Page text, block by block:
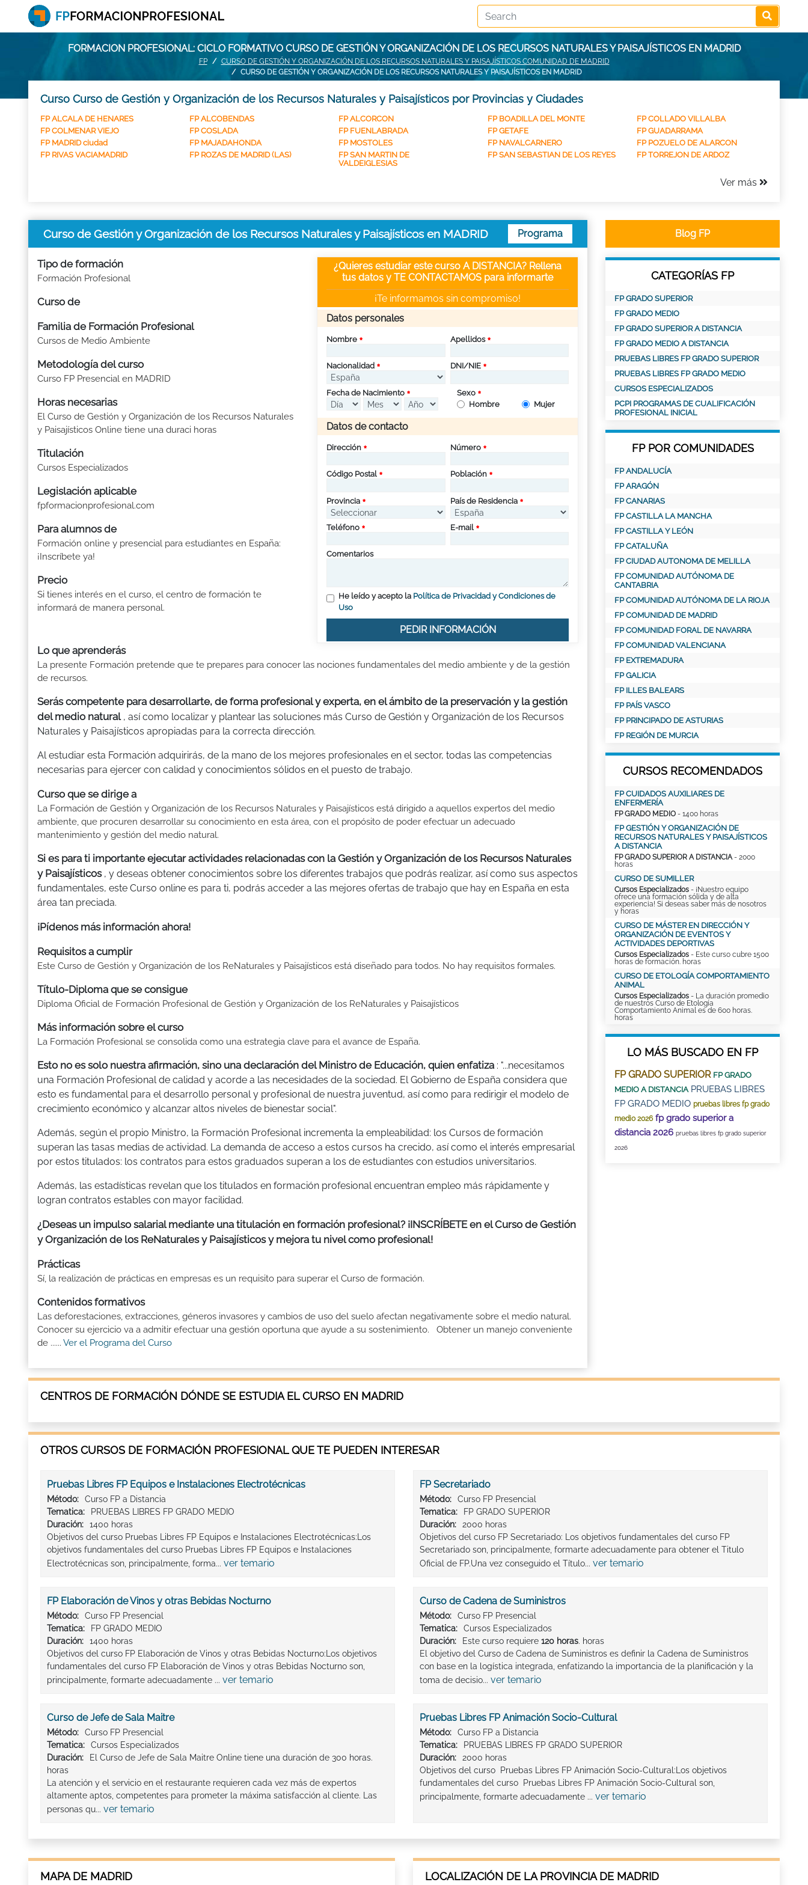
FORMACION PROFESIONAL: CICLO FORMATIVO CURSO DE GESTIÓN Y ORGANIZACIÓN DE LOS RECURSOS NATURALES Y PAISAJÍSTICOS EN MADRID
FP
CURSO DE GESTIÓN Y ORGANIZACIÓN DE LOS RECURSOS NATURALES Y PAISAJÍSTICOS COMUNIDAD DE MADRID
CURSO DE GESTIÓN Y ORGANIZACIÓN DE LOS RECURSOS NATURALES Y PAISAJÍSTICOS EN MADRID
Curso Curso de Gestión y Organización de los Recursos Naturales y Paisajísticos por Provincias y Ciudades
FP ALCALA DE HENARES FP ALCOBENDAS FP ALCORCON FP BOADILLA DEL MONTE
FP COLLADO VILLALBA
FP COLMENAR VIEJO
FP COSLADA FP FUENLABRADA FP GETAFE
FP GUADARRAMA
FP MADRID ciudad
FP MAJADAHONDA FP MOSTOLES FP NAVALCARNERO
FP POZUELO DE ALARCON
FP RIVAS VACIAMADRID
FP ROZAS DE MADRID (LAS)
FP SAN MARTIN DE
VALDEIGLESIAS
FP SAN SEBASTIAN DE LOS REYES FP TORREJON DE ARDOZ
Ver más
Curso de Gestión y Organización de los Recursos Naturales y Paisajísticos en MADRID Programa
Tipo de formación
Formación Profesional
Curso de
Familia de Formación Profesional
Cursos de Medio Ambiente
Metodología del curso
Curso FP Presencial en MADRID
Horas necesarias
El Curso de Gestión y Organización de los Recursos Naturales
y Paisajísticos Online tiene una duraci horas
Titulación
Cursos Especializados
Legislación aplicable
fpformacionprofesional.com
Para alumnos de
Formación online y presencial para estudiantes en España:
¡Inscríbete ya!
Precio
Si tienes interés en el curso, el centro de formación te
informará de manera personal.
¿Quieres estudiar este curso A DISTANCIA? Rellena
tus datos y TE CONTACTAMOS para informarte
¡Te informamos sin compromiso!
Datos personales
Nombre Apellidos
Nacionalidad DNI/NIE
Fecha de Nacimiento
Sexo
Hombre
Mujer
Datos de contacto
Dirección Número
Código Postal Población
Provincia País de Residencia
Teléfono E-mail
Comentarios
He leído y acepto la Política de Privacidad y Condiciones de
Uso
PEDIR INFORMACIÓN
Lo que aprenderás
La presente Formación pretende que te prepares para conocer las nociones fundamentales del medio ambiente y de la gestión
de recursos.
Serás competente para desarrollarte, de forma profesional y experta, en el ámbito de la preservación y la gestión
del medio natural, así como localizar y plantear las soluciones más Curso de Gestión y Organización de los Recursos
Naturales y Paisajísticos apropiadas para la correcta dirección.
Al estudiar esta Formación adquirirás, de la mano de los mejores profesionales en el sector, todas las competencias
necesarias para ejercer con calidad y conocimientos sólidos en el puesto de trabajo.
Curso que se dirige a
La Formación de Gestión y Organización de los Recursos Naturales y Paisajísticos está dirigido a aquellos expertos del medio
ambiente, que procuren desarrollar su conocimiento en esta área, con el propósito de poder efectuar un adecuado
mantenimiento y gestión del medio natural.
Si es para ti importante ejecutar actividades relacionadas con la Gestión y Organización de los Recursos Naturales
y Paisajísticos, y deseas obtener conocimientos sobre los diferentes trabajos que podrás realizar, así como sus aspectos
fundamentales, este Curso online es para ti, podrás acceder a las mejores ofertas de trabajo que hay en España en esta
área tan preciada.
¡Pídenos más información ahora!
Requisitos a cumplir
Este Curso de Gestión y Organización de los ReNaturales y Paisajísticos está diseñado para todos. No hay requisitos formales.
Título-Diploma que se consigue
Diploma Oficial de Formación Profesional de Gestión y Organización de los ReNaturales y Paisajísticos
Más información sobre el curso
La Formación Profesional se consolida como una estrategia clave para el avance de España.
Esto no es solo nuestra afirmación, sino una declaración del Ministro de Educación, quien enfatiza: "...necesitamos
una Formación Profesional de calidad y acorde a las necesidades de la sociedad. El Gobierno de España considera que
esto es fundamental para el desarrollo personal y profesional de nuestra juventud, así como para redirigir el modelo de
crecimiento económico y alcanzar altos niveles de bienestar social".
Además, según el propio Ministro, la Formación Profesional incrementa la empleabilidad: los Cursos de formación
superan las tasas medias de actividad. La demanda de acceso a estos cursos ha crecido, así como el interés empresarial
por estos titulados: los contratos para estos graduados superan a los de estudiantes con estudios universitarios.
Además, las estadísticas revelan que los titulados en formación profesional encuentran empleo más rápidamente y
logran contratos estables con mayor facilidad.
¿Deseas un impulso salarial mediante una titulación en formación profesional? ¡INSCRÍBETE en el Curso de Gestión
y Organización de los ReNaturales y Paisajísticos y mejora tu nivel como profesional!
Prácticas
Sí, la realización de prácticas en empresas es un requisito para superar el Curso de formación.
Contenidos formativos
Las deforestaciones, extracciones, géneros invasores y cambios de uso del suelo afectan negativamente sobre el medio natural.
Conocer su ejercicio va a admitir efectuar una gestión oportuna que ayude a su sostenimiento. Obtener un manejo conveniente
de ...... Ver el Programa del Curso
Blog FP
CATEGORÍAS FP
FP GRADO SUPERIOR
FP GRADO MEDIO
FP GRADO SUPERIOR A DISTANCIA
FP GRADO MEDIO A DISTANCIA
PRUEBAS LIBRES FP GRADO SUPERIOR
PRUEBAS LIBRES FP GRADO MEDIO
CURSOS ESPECIALIZADOS
PCPI PROGRAMAS DE CUALIFICACIÓN
PROFESIONAL INICIAL
FP POR COMUNIDADES
FP ANDALUCÍA
FP ARAGÓN
FP CANARIAS
FP CASTILLA LA MANCHA
FP CASTILLA Y LEÓN
FP CATALUÑA
FP CIUDAD AUTONOMA DE MELILLA
FP COMUNIDAD AUTÓNOMA DE
CANTABRIA
FP COMUNIDAD AUTÓNOMA DE LA RIOJA
FP COMUNIDAD DE MADRID
FP COMUNIDAD FORAL DE NAVARRA
FP COMUNIDAD VALENCIANA
FP EXTREMADURA
FP GALICIA
FP ILLES BALEARS
FP PAÍS VASCO
FP PRINCIPADO DE ASTURIAS
FP REGIÓN DE MURCIA
CURSOS RECOMENDADOS
FP CUIDADOS AUXILIARES DE
ENFERMERÍA
FP GRADO MEDIO - 1400 horas
FP GESTIÓN Y ORGANIZACIÓN DE
RECURSOS NATURALES Y PAISAJÍSTICOS
A DISTANCIA
FP GRADO SUPERIOR A DISTANCIA- 2000
horas
CURSO DE SUMILLER
Cursos Especializados - ¡Nuestro equipo
ofrece una formación sólida y de alta
experiencia! Si deseas saber más de nosotros
y horas
CURSO DE MÁSTER EN DIRECCIÓN Y
ORGANIZACIÓN DE EVENTOS Y
ACTIVIDADES DEPORTIVAS
Cursos Especializados - Este curso cubre 1500
horas de formación. horas
CURSO DE ETOLOGÍA COMPORTAMIENTO
ANIMAL
Cursos Especializados - La duración promedio
de nuestros Curso de Etología
Comportamiento Animal es de 600 horas.
horas
LO MÁS BUSCADO EN FP
FP GRADO SUPERIOR FP GRADO
MEDIO A DISTANCIA PRUEBAS LIBRES
FP GRADO MEDIO pruebas libres fp grado
medio 2026 fp grado superior a
distancia 2026 pruebas libres fp grado superior
2026
CENTROS DE FORMACIÓN DÓNDE SE ESTUDIA EL CURSO EN MADRID
OTROS CURSOS DE FORMACIÓN PROFESIONAL QUE TE PUEDEN INTERESAR
Pruebas Libres FP Equipos e Instalaciones Electrotécnicas
Método:
Curso FP a Distancia
Tematica:
PRUEBAS LIBRES FP GRADO MEDIO
Duración:
1400 horas
Objetivos del curso Pruebas Libres FP Equipos e Instalaciones Electrotécnicas:Los
objetivos fundamentales del curso Pruebas Libres FP Equipos e Instalaciones
Electrotécnicas son, principalmente, forma... ver temario
FP Secretariado
Método:
Curso FP Presencial
Tematica:
FP GRADO SUPERIOR
Duración:
2000 horas
Objetivos del curso FP Secretariado: Los objetivos fundamentales del curso FP
Secretariado son, principalmente, formarte adecuadamente para obtener el Titulo
Oficial de FP.Una vez conseguido el Título... ver temario
FP Elaboración de Vinos y otras Bebidas Nocturno
Método:
Curso FP Presencial
Tematica:
FP GRADO MEDIO
Duración:
1400 horas
Objetivos del curso FP Elaboración de Vinos y otras Bebidas Nocturno:Los objetivos
fundamentales del curso FP Elaboración de Vinos y otras Bebidas Nocturno son,
principalmente, formarte adecuadamente ... ver temario
Curso de Cadena de Suministros
Método:
Curso FP Presencial
Tematica:
Cursos Especializados
Duración:
Este curso requiere 120 horas. horas
El objetivo del Curso de Cadena de Suministros es definir la Cadena de Suministros
con base en la logística integrada, enfatizando la importancia de la planificación y la
toma de decisio... ver temario
Curso de Jefe de Sala Maitre
Método:
Curso FP Presencial
Tematica:
Cursos Especializados
Duración:
El Curso de Jefe de Sala Maitre Online tiene una duración de 300 horas.
horas
La atención y el servicio en el restaurante requieren cada vez más de expertos
altamente aptos, competentes para prometer la máxima satisfacción al cliente. Las
personas qu... ver temario
Pruebas Libres FP Animación Socio-Cultural
Método:
Curso FP a Distancia
Tematica:
PRUEBAS LIBRES FP GRADO SUPERIOR
Duración:
2000 horas
Objetivos del curso Pruebas Libres FP Animación Socio-Cultural:Los objetivos
fundamentales del curso Pruebas Libres FP Animación Socio-Cultural son,
principalmente, formarte adecuadamente ... ver temario
MAPA DE MADRID LOCALIZACIÓN DE LA PROVINCIA DE MADRID